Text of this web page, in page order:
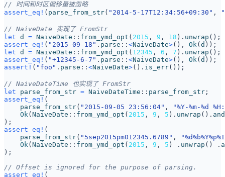
assert_eq! ( parse_from_str( "2014-5-17T12:34:56+09:30" ,
let d = NaiveDate :: from_ymd_opt ( 2015 , 9 , 18 ). unwrap ();
assert_eq! ( "2015-09-18" . parse :: <NaiveDate>(), Ok( d ));
let d = NaiveDate :: from_ymd_opt ( 12345 , 6 , 7 ). unwrap ();
assert_eq! ( "+12345-6-7" . parse :: <NaiveDate>(), Ok( d ));
assert! ( "foo" . parse :: <NaiveDate>(). is_err());
let
parse_from_str = NaiveDateTime :: parse_from_str ;
assert_eq! (
parse_from_str( "2015-09-05 23:56:04" ,
"%Y-%m-%d
Ok( NaiveDate :: from_ymd_opt ( 2015 , 9 , 5 ). unwrap ().
);
assert_eq! (
parse_from_str( "5sep2015pm012345.6789" ,
Ok( NaiveDate :: from_ymd_opt ( 2015 , 9 , 5 ) . unwrap () .
);
assert_eq! (